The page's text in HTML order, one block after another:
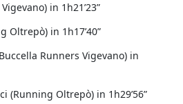
in 1h21’23”
Oltrepò) in 1h17’40”
Runners Vigevano) in
(Running Oltrepò) in 1h29’56”